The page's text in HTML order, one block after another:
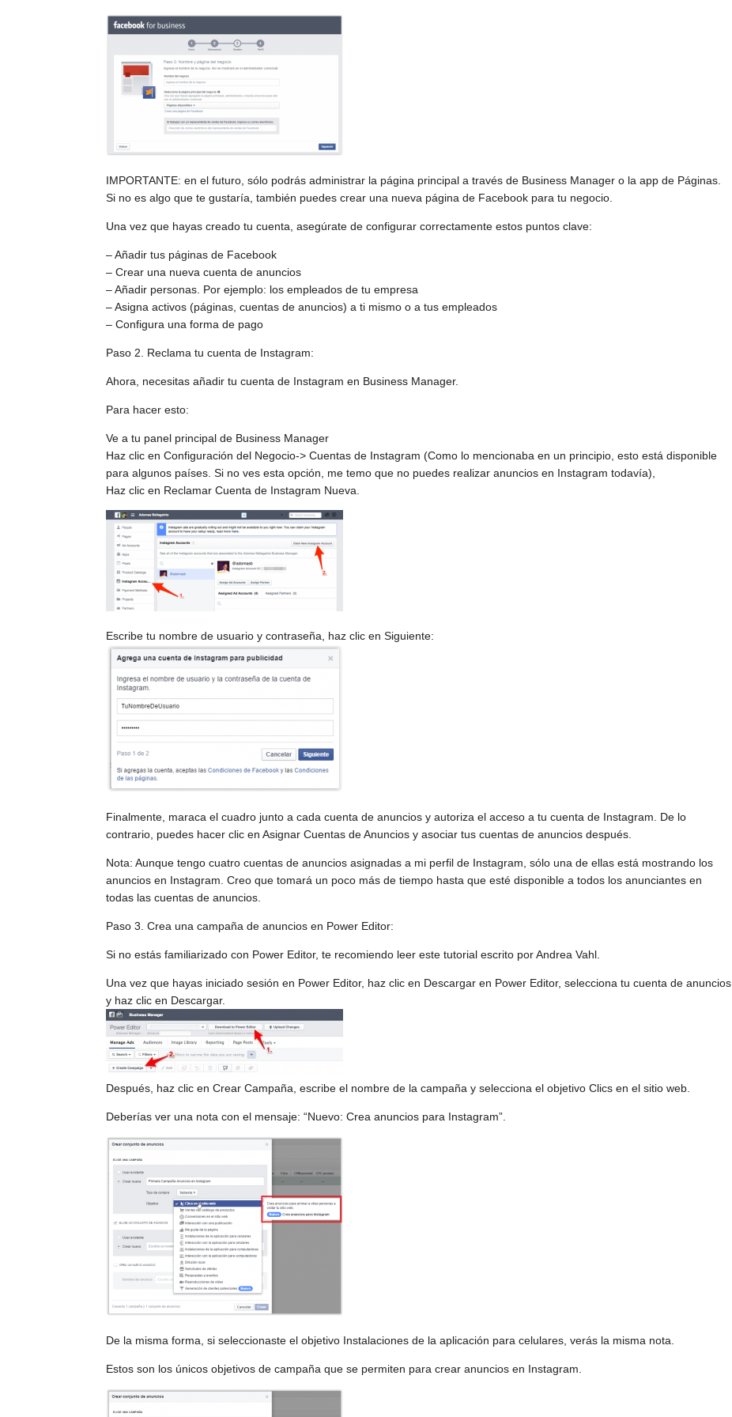
IMPORTANTE: en el futuro, sólo podrás administrar la página principal a través de Business Manager o la app de Páginas.
Si no es algo que te gustaría, también puedes crear una nueva página de Facebook para tu negocio.
Una vez que hayas creado tu cuenta, asegúrate de configurar correctamente estos puntos clave:
– Añadir tus páginas de Facebook
– Crear una nueva cuenta de anuncios
– Añadir personas. Por ejemplo: los empleados de tu empresa
– Asigna activos (páginas, cuentas de anuncios) a ti mismo o a tus empleados
– Configura una forma de pago
Paso 2. Reclama tu cuenta de Instagram:
Ahora, necesitas añadir tu cuenta de Instagram en Business Manager.
Para hacer esto:
Ve a tu panel principal de Business Manager
Haz clic en Configuración del Negocio-> Cuentas de Instagram (Como lo mencionaba en un principio, esto está disponible
para algunos países. Si no ves esta opción, me temo que no puedes realizar anuncios en Instagram todavía),
Haz clic en Reclamar Cuenta de Instagram Nueva.
Escribe tu nombre de usuario y contraseña, haz clic en Siguiente:
Finalmente, maraca el cuadro junto a cada cuenta de anuncios y autoriza el acceso a tu cuenta de Instagram. De lo
contrario, puedes hacer clic en Asignar Cuentas de Anuncios y asociar tus cuentas de anuncios después.
Nota: Aunque tengo cuatro cuentas de anuncios asignadas a mi perfil de Instagram, sólo una de ellas está mostrando los
anuncios en Instagram. Creo que tomará un poco más de tiempo hasta que esté disponible a todos los anunciantes en
todas las cuentas de anuncios.
Paso 3. Crea una campaña de anuncios en Power Editor:
Si no estás familiarizado con Power Editor, te recomiendo leer este tutorial escrito por Andrea Vahl.
Una vez que hayas iniciado sesión en Power Editor, haz clic en Descargar en Power Editor, selecciona tu cuenta de anuncios
y haz clic en Descargar.
Después, haz clic en Crear Campaña, escribe el nombre de la campaña y selecciona el objetivo Clics en el sitio web.
Deberías ver una nota con el mensaje: “Nuevo: Crea anuncios para Instagram”.
De la misma forma, si seleccionaste el objetivo Instalaciones de la aplicación para celulares, verás la misma nota.
Estos son los únicos objetivos de campaña que se permiten para crear anuncios en Instagram.